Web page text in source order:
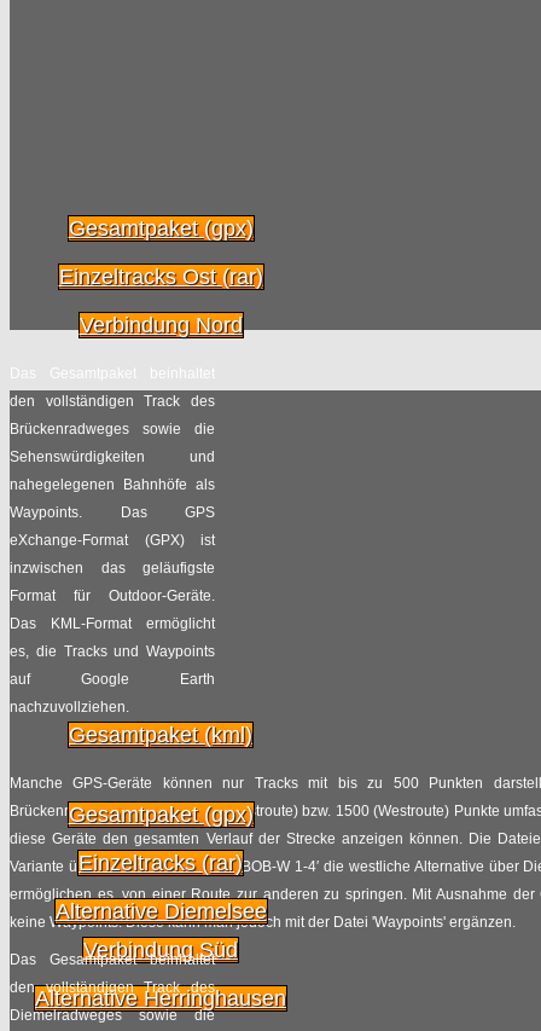
Gesamtpaket (gpx)
Einzeltracks Ost (rar)
Verbindung Nord
Das Gesamtpaket beinhaltet
den vollständigen Track des
Brückenradweges sowie die
Sehenswürdigkeiten und
nahegelegenen Bahnhöfe als
Waypoints. Das GPS
eXchange-Format (GPX) ist
inzwischen das geläufigste
Format für Outdoor-Geräte.
Das KML-Format ermöglicht
es, die Tracks und Waypoints
auf Google Earth
nachzuvollziehen.
Gesamtpaket (kml)
Manche GPS-Geräte können nur Tracks mit bis zu 500 Punkten
Brückenradweges mehr als 1000 (Ostroute) bzw. 1500 (Westroute) Punkte
diese Geräte den gesamten Verlauf der Strecke anzeigen können. Die
Variante über Vechta, die Dateien ‘BOB-W 1-4′ die westliche Alternative über
ermöglichen es, von einer Route zur anderen zu springen. Mit Ausnahme
keine Waypoints. Diese kann man jedoch mit der Datei 'Waypoints' ergänzen.
Verbindung Süd
Alternative Herringhausen
Gesamtpaket (gpx)
Einzeltracks (rar)
Alternative Diemelsee
Das Gesamtpaket beinhaltet
den vollständigen Track des
Diemelradweges sowie die